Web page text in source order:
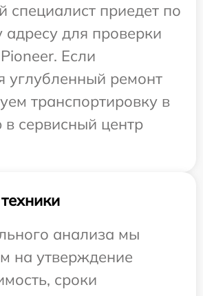
специалист приедет по
адресу для проверки
Если
углубленный ремонт
транспортировку в
в сервисный центр
анализа мы
на утверждение
сроки